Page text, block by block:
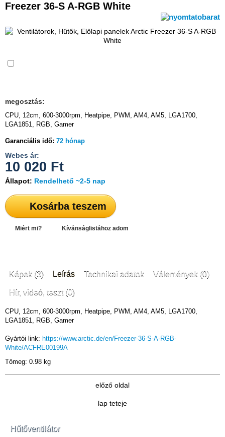
Hűtőventilátor
Freezer 36-S A-RGB White
megosztás:
CPU, 12cm, 600-3000rpm, Heatpipe, PWM, AM4, AM5, LGA1700,
LGA1851, RGB, Gamer
Garanciális idő: 72 hónap
Webes ár:
10 020 Ft
Állapot: Rendelhető ~2-5 nap
Kosárba teszem
Miért mi? Kívánságlistához adom
Képek (3) Leírás Technikai adatok Vélemények (0)
Hír, videó, teszt (0)
CPU, 12cm, 600-3000rpm, Heatpipe, PWM, AM4, AM5, LGA1700,
LGA1851, RGB, Gamer
Gyártói link: https://www.arctic.de/en/Freezer-36-S-A-RGB-
White/ACFRE00199A
Tömeg: 0.98 kg
előző oldal
lap teteje